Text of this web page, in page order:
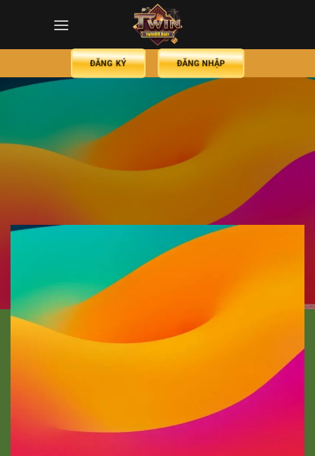
ĐĂNG KÝ ĐĂNG NHẬP